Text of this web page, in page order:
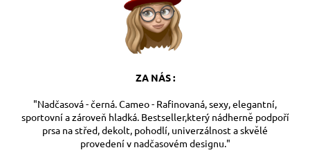
ZA NÁS :
"Nadčasová - černá. Cameo - Rafinovaná, sexy, elegantní,
sportovní a zároveň hladká. Bestseller,který nádherně podpoří
prsa na střed, dekolt, pohodlí, univerzálnost a skvělé
provedení v nadčasovém designu."